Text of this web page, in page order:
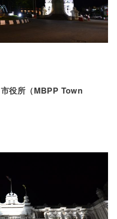
市役所（MBPP Town